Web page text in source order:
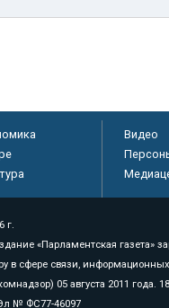
Видео
г.
«Парламентская газета»
в сфере связи,
05 августа 2011 года.
№ ФС77-46097